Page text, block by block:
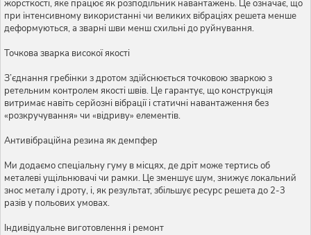
жорсткості, яке працює як розподільник навантажень. Це означає, що
при інтенсивному використанні чи великих вібраціях решета менше
деформуються, а зварні шви менш схильні до руйнування.
Точкова зварка високої якості
З’єднання гребінки з дротом здійснюється точковою зваркою з
ретельним контролем якості швів. Це гарантує, що конструкція
витримає навіть серйозні вібрації і статичні навантаження без
«розкручування» чи «відриву» елементів.
Антивібраційна резина як демпфер
Ми додаємо спеціальну гуму в місцях, де дріт може тертись об
металеві ущільнювачі чи рамки. Це зменшує шум, знижує локальний
знос металу і дроту, і, як результат, збільшує ресурс решета до 2-3
разів у польових умовах.
Індивідуальне виготовлення і ремонт